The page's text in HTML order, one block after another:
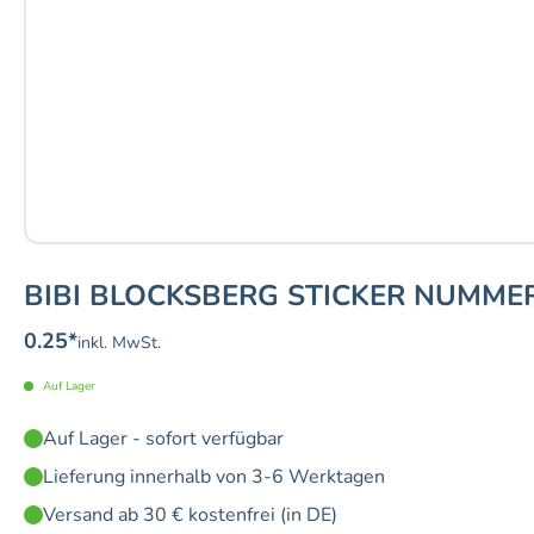
BIBI BLOCKSBERG STICKER
0.25*inkl. MwSt.
Auf Lager
Auf Lager - sofort verfügbar
Lieferung innerhalb von 3-6 Werktagen
Versand ab 30 € kostenfrei (in DE)